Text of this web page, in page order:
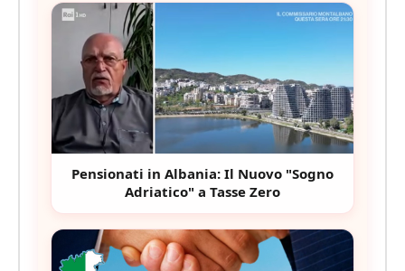
Pensionati in Albania: Il Nuovo "Sogno
Adriatico" a Tasse Zero